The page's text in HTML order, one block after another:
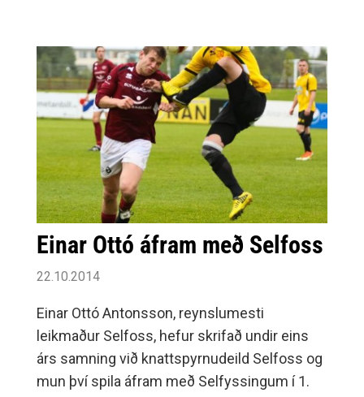
afburðargóð og gat keppnin farið á hvern
veginn sem er.
Einar Ottó áfram með Selfoss
22.10.2014
Einar Ottó Antonsson, reynslumesti
leikmaður Selfoss, hefur skrifað undir eins
árs samning við knattspyrnudeild Selfoss og
mun því spila áfram með Selfyssingum í 1.